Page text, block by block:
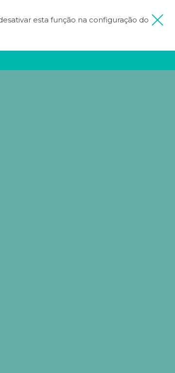
esta função na configuração do